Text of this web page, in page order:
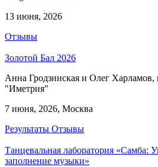
13 июня, 2026
Отзывы
Золотой Бал 2026
Анна Гродзинская и Олег Харламов,
"Иметрия"
7 июня, 2026, Москва
Результаты Отзывы
Танцевальная лаборатория «Самба:
заполнение музыки»